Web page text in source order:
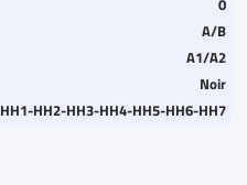
A/B
A1/A2
Noir
HH1-HH2-HH3-HH4-HH5-HH6-HH7